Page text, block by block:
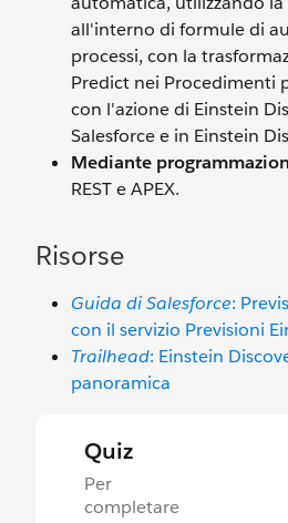
all'interno di formule di
processi, con la
Predict nei Procedimenti
con l'azione di Einstein
Salesforce e in Einstein
Mediante
REST e APEX.
Risorse
Guida di Salesforce:
con il servizio Previsioni
Trailhead: Einstein
panoramica